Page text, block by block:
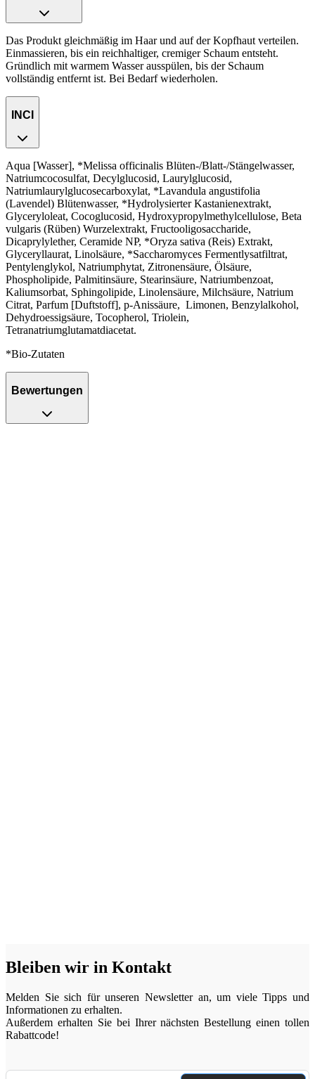
Das Produkt gleichmäßig im Haar und auf der Kopfhaut verteilen.
Einmassieren, bis ein reichhaltiger, cremiger Schaum entsteht.
Gründlich mit warmem Wasser ausspülen, bis der Schaum
vollständig entfernt ist. Bei Bedarf wiederholen.
INCI
Aqua [Wasser], *Melissa officinalis Blüten-/Blatt-/Stängelwasser,
Natriumcocosulfat, Decylglucosid, Laurylglucosid,
Natriumlaurylglucosecarboxylat, *Lavandula angustifolia
(Lavendel) Blütenwasser, *Hydrolysierter Kastanienextrakt,
Glyceryloleat, Cocoglucosid, Hydroxypropylmethylcellulose, Beta
vulgaris (Rüben) Wurzelextrakt, Fructooligosaccharide,
Dicaprylylether, Ceramide NP, *Oryza sativa (Reis) Extrakt,
Glyceryllaurat, Linolsäure, *Saccharomyces Fermentlysatfiltrat,
Pentylenglykol, Natriumphytat, Zitronensäure, Ölsäure,
Phospholipide, Palmitinsäure, Stearinsäure, Natriumbenzoat,
Kaliumsorbat, Sphingolipide, Linolensäure, Milchsäure, Natrium
Citrat, Parfum [Duftstoff], p-Anissäure, Limonen, Benzylalkohol,
Dehydroessigsäure, Tocopherol, Triolein,
Tetranatriumglutamatdiacetat.
*Bio-Zutaten
Bewertungen
Bleiben wir in Kontakt
Melden Sie sich für unseren Newsletter an, um viele Tipps und
Informationen zu erhalten.
Außerdem erhalten Sie bei Ihrer nächsten Bestellung einen tollen
Rabattcode!